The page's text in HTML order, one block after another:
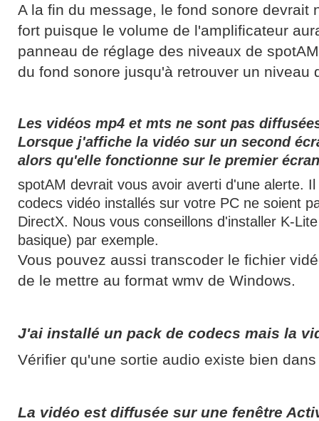
A la fin du message, le fond sonore devrait
fort puisque le volume de l'amplificateur
panneau de réglage des niveaux de
du fond sonore jusqu'à retrouver un niveau
Les vidéos mp4 et mts ne sont pas
Lorsque j'affiche la vidéo sur un second
alors qu'elle fonctionne sur le premier écran
spotAM devrait vous avoir averti d'une alerte.
codecs vidéo installés sur votre PC ne soient
DirectX. Nous vous conseillons d'installer K-
basique) par exemple.
Vous pouvez aussi transcoder le fichier
de le mettre au format wmv de Windows.
J'ai installé un pack de codecs mais la
Vérifier qu'une sortie audio existe bien
La vidéo est diffusée sur une fenêtre